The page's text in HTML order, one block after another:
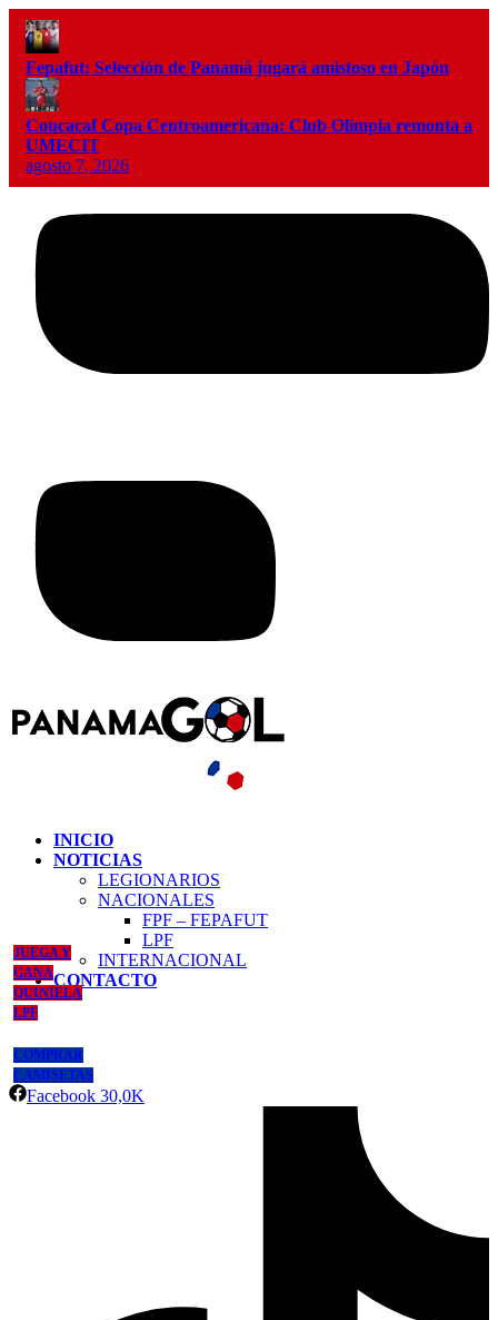
Fepafut: Selección de Panamá jugará amistoso en Japón
Concacaf Copa Centroamericana: Club Olimpia remonta a
UMECIT
agosto 7, 2026
INICIO
NOTICIAS
LEGIONARIOS
NACIONALES
FPF – FEPAFUT
LPF
INTERNACIONAL
CONTACTO
JUEGA Y
GANA
QUINIELA
LPF
COMPRAR
CAMISETAS
Facebook 30,0K